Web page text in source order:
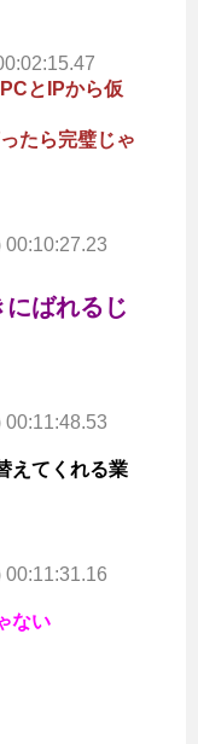
とIPから仮
たら完璧じゃ
00:10:27.23
ばれるじ
00:11:48.53
えてくれる業
00:11:31.16
ない